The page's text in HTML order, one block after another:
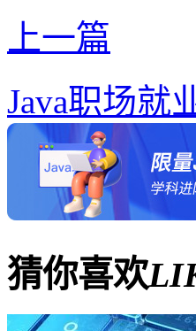
上一篇
Java职场就
猜你喜欢